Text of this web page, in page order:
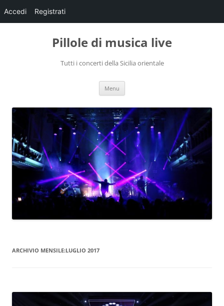
Accedi Registrati
Pillole di musica live
Tutti i concerti della Sicilia orientale
Menu
ARCHIVIO MENSILE:LUGLIO 2017